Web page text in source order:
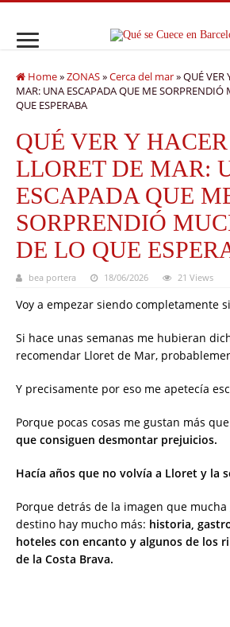
Home»ZONAS»Cerca del mar»QUÉ VER
MAR: UNA ESCAPADA QUE ME
QUE ESPERABA
QUÉ VER Y
LLORET DE MAR:
ESCAPADA QUE
SORPRENDIÓ
DE LO QUE
bea portera 18/06/2026 21 Views
Voy a empezar siendo completamente
Si hace unas semanas me hubieran
recomendar Lloret de Mar,
Y precisamente por eso me apetecía
Porque pocas cosas me gustan más que
que consiguen desmontar prejuicios.
Hacía años que no volvía a Lloret y la
Porque detrás de la imagen que
destino hay mucho más: historia,
hoteles con encanto y algunos de los
de la Costa Brava.